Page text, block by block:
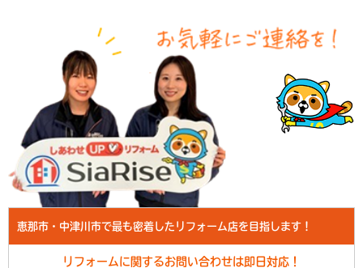
恵那市・中津川市で最も密着したリフォーム店を目指します！
リフォームに関するお問い合わせは即日対応！